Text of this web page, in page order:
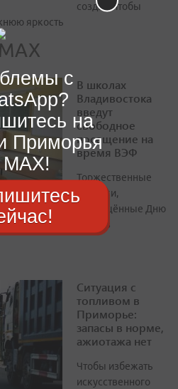
создан, чтобы
яркость
В школах
Владивостока
введут
свободное
посещение на
время ВЭФ
Торжественные
линейки,
посвящённые Дню
для всех школьников
Ситуация с
топливом в
Приморье:
запасы в норме,
ажиотажа нет
Чтобы избежать
искусственного
с
на
Приморья
MAX!